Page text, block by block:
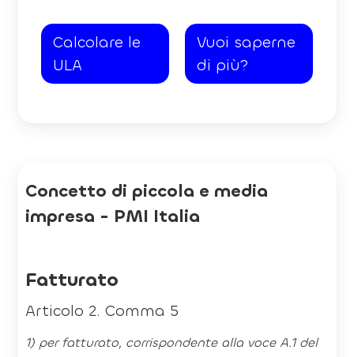
Calcolare le
ULA
Vuoi saperne
di più?
Concetto di piccola e media
impresa - PMI Italia
Fatturato
Articolo 2. Comma 5
1) per fatturato, corrispondente alla voce A.1 del